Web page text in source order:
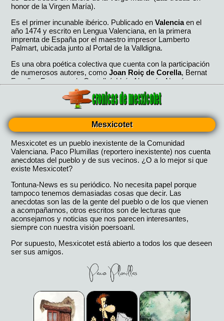
Mesxicotet
Mesxicotet es un pueblo inexistente de la Comunidad
Valenciana. Paco Plumillas (reportero inexistente) nos cuenta
anecdotas del pueblo y de sus vecinos. ¿O a lo mejor si que
existe Mesxicotet?
Tontuna-News es su periódico. No necesita papel porque
tampoco tenemos demasiadas cosas que decir. Las
anecdotas son las de la gente del pueblo o de los que vienen
a acompañarnos, otros escritos son de lecturas que
aconsejamos y noticias que nos parecen interesantes,
siempre con nuestra visión poersoanl.
Por supuesto, Mesxicotet está abierto a todos los que deseen
ser sus amigos.